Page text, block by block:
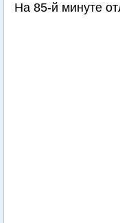
На 85-й минуте